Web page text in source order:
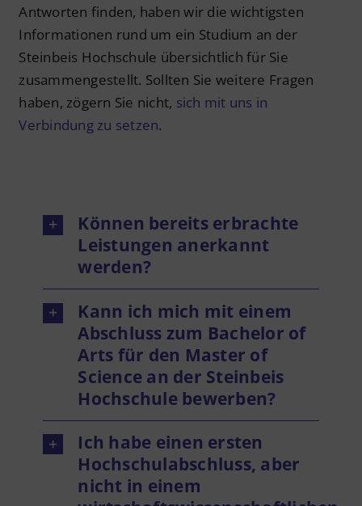
Antworten finden, haben wir die wichtigsten
Informationen rund um ein Studium an der
Steinbeis Hochschule übersichtlich für Sie
zusammengestellt. Sollten Sie weitere Fragen
haben, zögern Sie nicht, sich mit uns in
Verbindung zu setzen.
Können bereits erbrachte
Leistungen anerkannt
werden?
Kann ich mich mit einem
Abschluss zum Bachelor of
Arts für den Master of
Science an der Steinbeis
Hochschule bewerben?
Ich habe einen ersten
Hochschulabschluss, aber
nicht in einem